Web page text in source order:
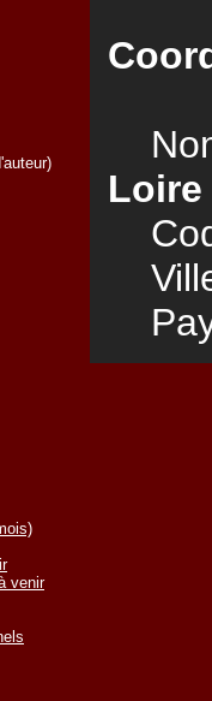
venir
Loire